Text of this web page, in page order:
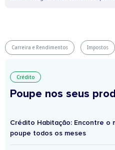
Carreira e Rendimentos Impostos
Crédito
Poupe nos seus
Crédito Habitação: Encontre o
poupe todos os meses